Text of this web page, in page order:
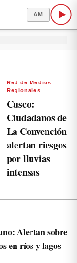
AM
Red de Medios
Regionales
Cusco:
Ciudadanos de
La Convención
alertan riesgos
por lluvias
intensas
Alertan sobre
en ríos y lagos